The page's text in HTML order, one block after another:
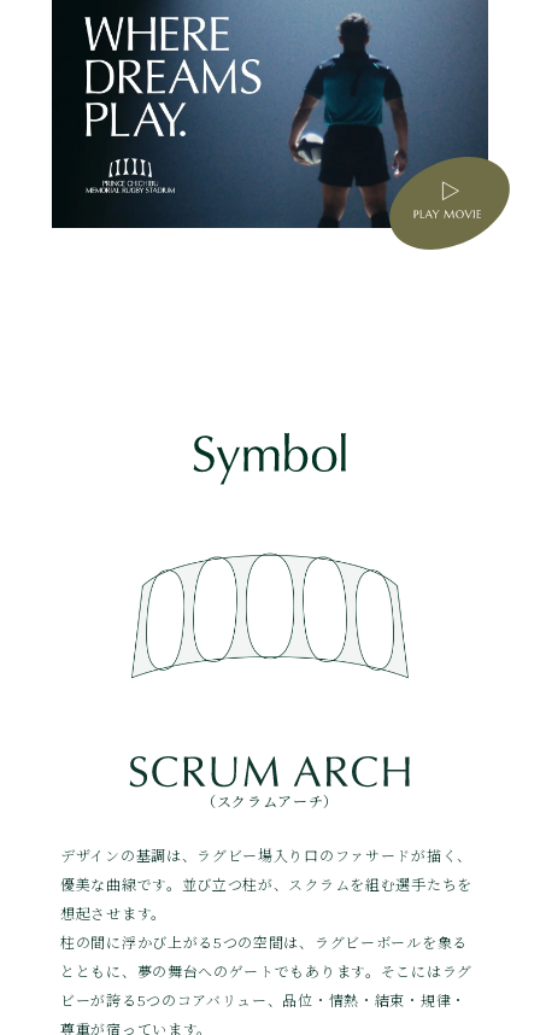
（スクラムアーチ）
デザインの基調は、ラグビー場入り口のファサードが描く、
優美な曲線です。並び立つ柱が、スクラムを組む選手たちを
想起させます。
柱の間に浮かび上がる5つの空間は、ラグビーボールを象る
とともに、夢の舞台へのゲートでもあります。そこにはラグ
ビーが誇る5つのコアバリュー、品位・情熱・結束・規律・
尊重が宿っています。